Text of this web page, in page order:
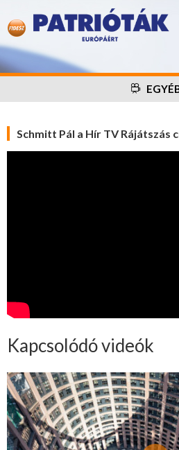
Schmitt Pál a Hír TV Rájátszás
Kapcsolódó videók